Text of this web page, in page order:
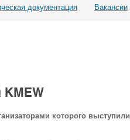
документация Вакансии
которого выступили